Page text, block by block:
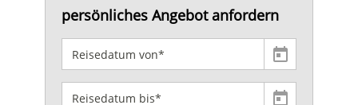
persönliches Angebot anfordern